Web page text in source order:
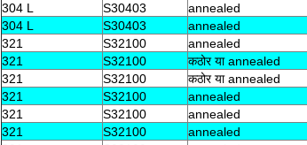
304 L
S30403 annealed
304 L
S30403 annealed
321
S32100 annealed
321
S32100 कठोर या annealed
321
S32100 कठोर या annealed
321
S32100 annealed
321
S32100 annealed
321
S32100 annealed